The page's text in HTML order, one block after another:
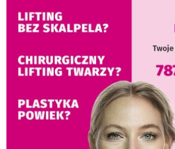
STUDIO SUPERPORTALU
KONTAKT
REDAKCJA
REGULAMIN